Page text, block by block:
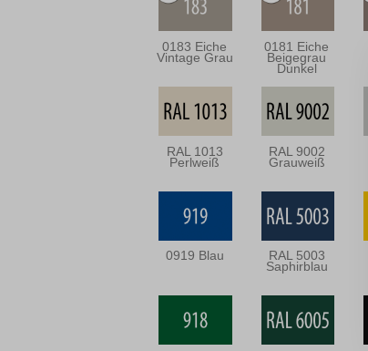
0183 Eiche
Vintage Grau
0181 Eiche
Beigegrau
Dunkel
RAL 1013
Perlweiß
RAL 9002
Grauweiß
0919 Blau RAL 5003
Saphirblau